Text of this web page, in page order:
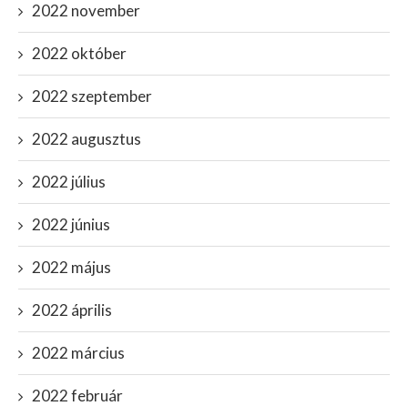
2022 november
2022 október
2022 szeptember
2022 augusztus
2022 július
2022 június
2022 május
2022 április
2022 március
2022 február